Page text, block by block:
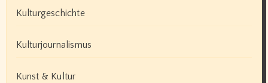
Kulturgeschichte
Kulturjournalismus
Kunst & Kultur